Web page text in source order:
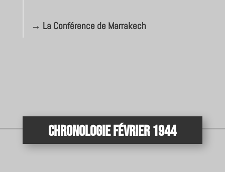
→ La Conférence de Marrakech
Chronologie Février 1944